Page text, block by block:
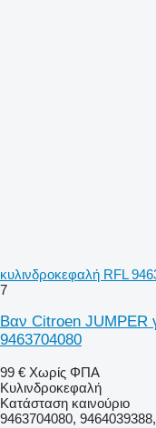
κυλινδροκεφαλή RFL
7
Βαν Citroen JUMPER
9463704080
99 € Χωρίς ΦΠΑ
Κυλινδροκεφαλή
Κατάσταση καινούριο
9463704080,